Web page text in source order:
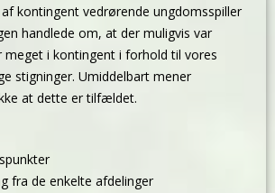
kontingent vedrørende ungdomsspiller
handlede om, at der muligvis var
i kontingent i forhold til vores
stigninger. Umiddelbart mener
at dette er tilfældet.
fra de enkelte afdelinger